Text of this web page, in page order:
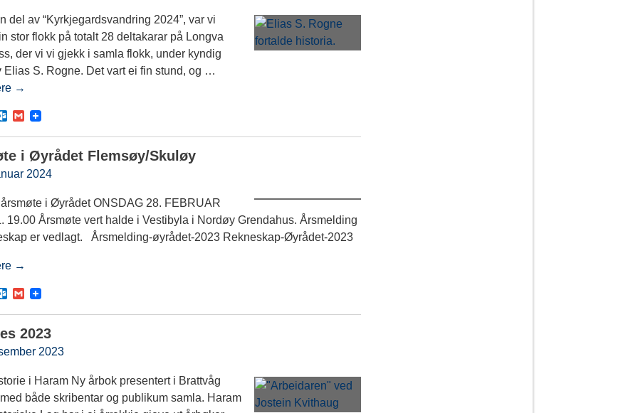
c
o
del av “Kyrkjegardsvandring 2024”, var vi
stor flokk på totalt 28 deltakarar på Longva
der vi vi gjekk i samla flokk, under kyndig
Elias S. Rogne. Det vart ei fin stund, og …
→
O
t
l
o
o
c
o
G
a
i
l
i Øyrådet Flemsøy/Skuløy
2024
årsmøte i Øyrådet ONSDAG 28. FEBRUAR
19.00 Årsmøte vert halde i Vestibyla i Nordøy Grendahus. Årsmelding
er vedlagt. Årsmelding-øyrådet-2023 Rekneskap-Øyrådet-2023
→
O
t
o
o
c
o
G
a
i
l
2023
2023
i Haram Ny årbok presentert i Brattvåg
både skribentar og publikum samla. Haram